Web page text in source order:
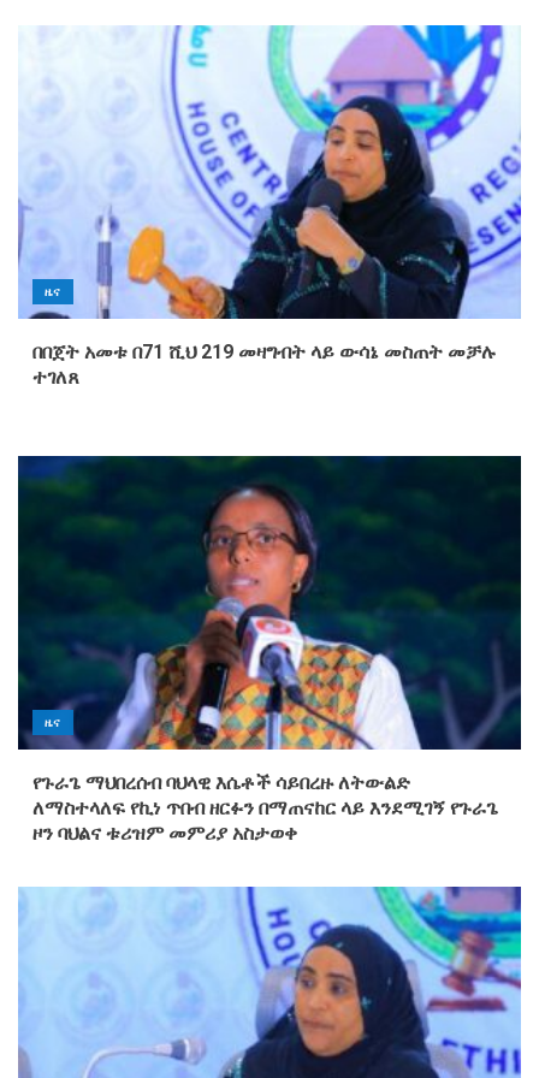
“እየተከልን ያለነው ችግኝ ብቻ ሳይሆን
የምግብ ሉዓላዊነታችንን ጭምር ነው” –
የኢፌዲሪ ውሃና ኢነርጂ ሚኒስትር
ኢንጂነር ሀብታሙ ኢተፋ(ዶ/ር)
ለትምህርት ሥራ ስኬታማነት ባለድርሻ
አካላት በቁርጠኝነትና በጋራ መስራት
እንዳለባቸው ተገለፀ
ዜና
በበጀት አመቱ በ71 ሺህ 219 መዛግብት ላይ ውሳኔ መስጠት መቻሉ
ተገለጸ
ዜና
የጉራጌ ማህበረሰብ ባህላዊ እሴቶች ሳይበረዙ ለትውልድ
ለማስተላለፍ የኪነ ጥበብ ዘርፉን በማጠናከር ላይ እንደሚገኝ የጉራጌ
ዞን ባህልና ቱሪዝም መምሪያ አስታወቀ